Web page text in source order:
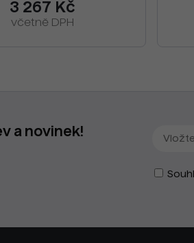
3 267 Kč
včetně DPH
a novinek!